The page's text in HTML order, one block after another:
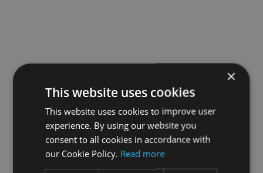
×
This website uses cookies
This website uses cookies to improve user
experience. By using our website you
consent to all cookies in accordance with
our Cookie Policy. Read more